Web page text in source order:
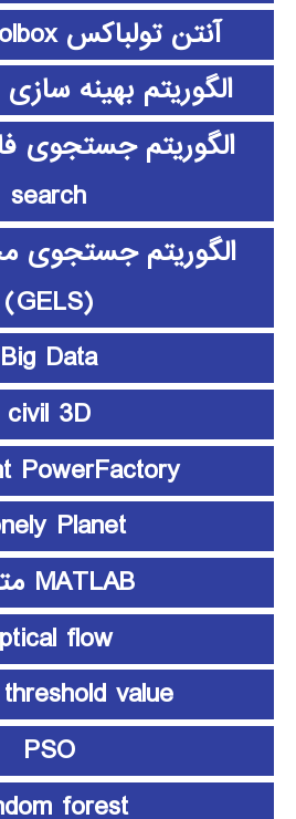
آنتن تولباکس antenna toolbox
الگوریتم بهینه
search
الگوریتم جستجوی
(GELS)
Big Data
civil 3D
PowerFactory
Planet
MATLAB متلب
flow
value
PSO
forest